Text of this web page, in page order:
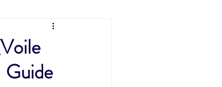
Etangs